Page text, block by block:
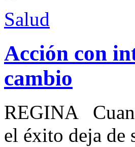
Salud
Acción con
cambio
REGINA
el éxito deja de